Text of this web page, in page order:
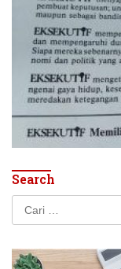
Search
Cari
untuk: